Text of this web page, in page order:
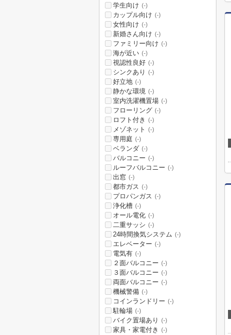
学生向け (-)
カップル向け (-)
女性向け (-)
新婚さん向け (-)
ファミリー向け (-)
海が近い (-)
視認性良好 (-)
シンクあり (-)
好立地 (-)
静かな環境 (-)
室内洗濯機置場 (-)
フローリング (-)
ロフト付き (-)
メゾネット (-)
専用庭 (-)
ベランダ (-)
バルコニー (-)
ルーフバルコニー (-)
出窓 (-)
都市ガス (-)
プロパンガス (-)
浄化槽 (-)
オール電化 (-)
二重サッシ (-)
24時間換気システム (-)
エレベーター (-)
電気有 (-)
２面バルコニー (-)
３面バルコニー (-)
両面バルコニー (-)
機械警備 (-)
コインランドリー (-)
駐輪場 (-)
バイク置場あり (-)
家具・家電付き (-)